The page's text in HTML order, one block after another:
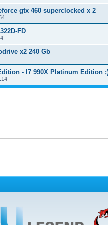
gtx 460 superclocked x 2
FD
x2 240 Gb
- I7 990X Platinum Edition